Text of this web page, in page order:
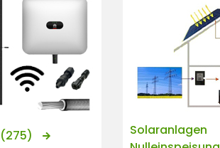
(275)
Solaranlagen